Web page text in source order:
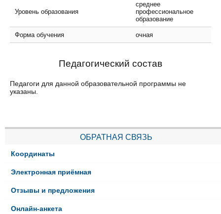
Уровень образования
среднее
профессиональное
образование
Форма обучения очная
Педагогический состав
Педагоги для данной образовательной программы не
указаны.
ОБРАТНАЯ СВЯЗЬ
Координаты
Электронная приёмная
Отзывы и предложения
Онлайн-анкета